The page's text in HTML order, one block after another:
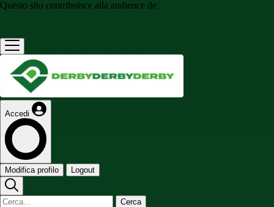
Questo sito contribuisce alla audience de
Accedi
Modifica profilo Logout
Cerca